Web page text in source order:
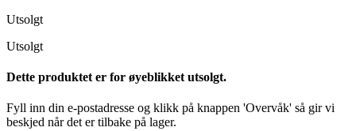
Utsolgt
Utsolgt
Dette produktet er for øyeblikket utsolgt.
Fyll inn din e-postadresse og klikk på knappen 'Overvåk' så gir vi
beskjed når det er tilbake på lager.